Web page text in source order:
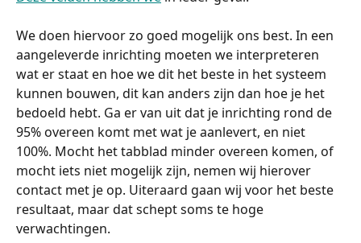
We doen hiervoor zo goed mogelijk ons best. In een
aangeleverde inrichting moeten we interpreteren
wat er staat en hoe we dit het beste in het systeem
kunnen bouwen, dit kan anders zijn dan hoe je het
bedoeld hebt. Ga er van uit dat je inrichting rond de
95% overeen komt met wat je aanlevert, en niet
100%. Mocht het tabblad minder overeen komen, of
mocht iets niet mogelijk zijn, nemen wij hierover
contact met je op. Uiteraard gaan wij voor het beste
resultaat, maar dat schept soms te hoge
verwachtingen.